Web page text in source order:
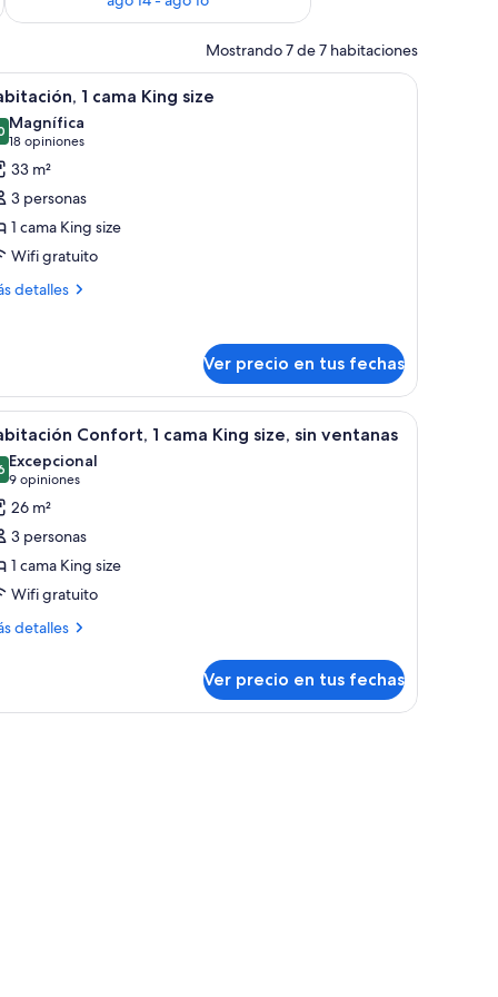
Mostrando 7 de 7 habitaciones
madera.mesitas de noche, un escritorio y un armario.Una habitación de hotel moderna con una
10 1 cama King size
de 10
Magnífica
18 opiniones
(18
opiniones)
33 m²
3 personas
1 cama King size
Wifi gratuito
detalles
Ver precio en tus fechas
cama grande, televisión y vistas a la ciudad.Una habitación de hotel moderna con una
8 Confort, 1 cama King size, sin ventanas
de 10
Excepcional
9 opiniones
(9
opiniones)
26 m²
3 personas
1 cama King size
Wifi gratuito
detalles
Ver precio en tus fechas
cortinas.